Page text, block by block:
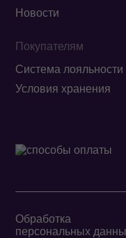
Новости
Покупателям
Система лояльности
Условия хранения
Обработка
персональных